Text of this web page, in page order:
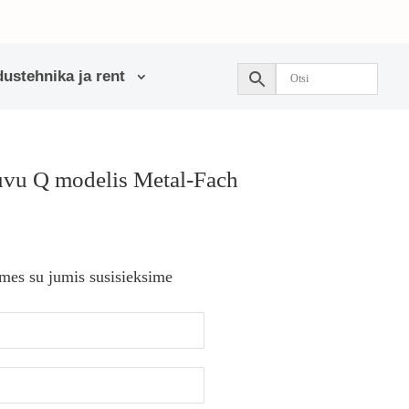
ja rent
Q modelis Metal-Fach
su jumis susisieksime